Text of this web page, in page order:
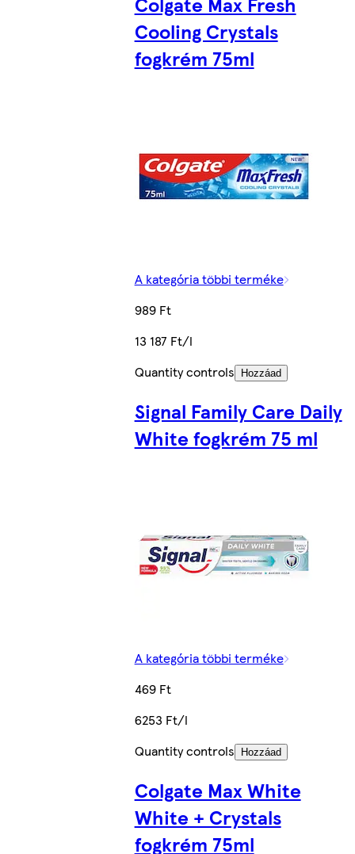
Cooling Crystals
fogkrém 75ml
A kategória többi terméke
989 Ft
13 187 Ft/l
Quantity controls
Hozzáad
Signal Family Care Daily
White fogkrém 75 ml
A kategória többi terméke
469 Ft
6253 Ft/l
Quantity controls
Hozzáad
Colgate Max White
White + Crystals
fogkrém 75ml